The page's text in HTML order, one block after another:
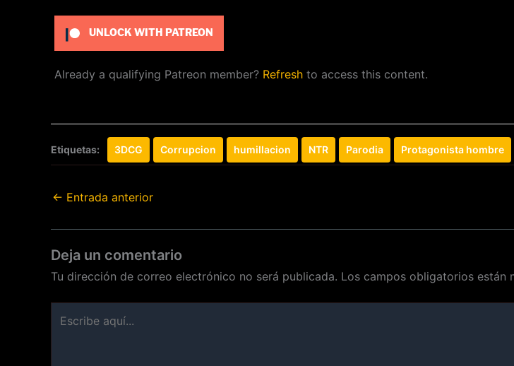
UNLOCK WITH PATREON
Already a qualifying Patreon member? Refresh to access this content.
Etiquetas: 3DCG Corrupcion humillacion NTR Parodia Protagonista hombre
← Entrada anterior
Deja un comentario
Tu dirección de correo electrónico no será publicada. Los campos obligatorios están
aquí...